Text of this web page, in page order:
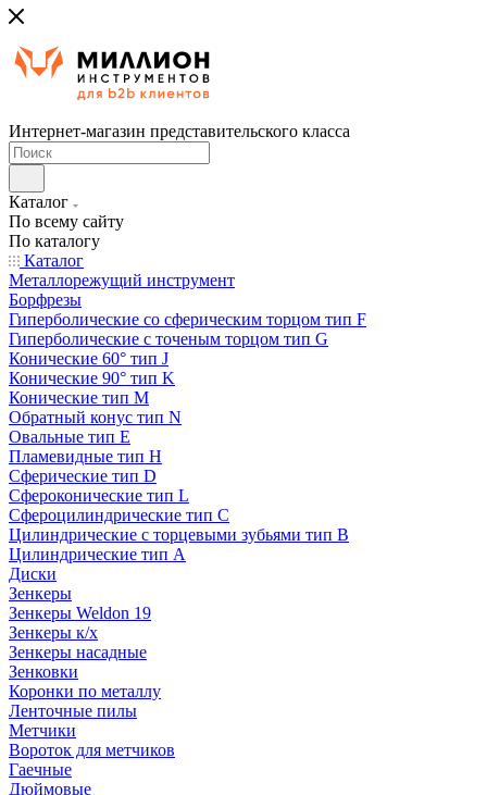
Интернет-магазин представительского класса
Каталог
По всему сайту
По каталогу
Каталог
Металлорежущий инструмент
Борфрезы
Гиперболические cо сферическим торцом тип F
Гиперболические с точеным торцом тип G
Конические 60° тип J
Конические 90° тип K
Конические тип M
Обратный конус тип N
Овальные тип E
Пламевидные тип H
Сферические тип D
Сфероконические тип L
Сфероцилиндрические тип C
Цилиндрические с торцевыми зубьями тип B
Цилиндрические тип А
Диски
Зенкеры
Зенкеры Weldon 19
Зенкеры к/х
Зенкеры насадные
Зенковки
Коронки по металлу
Ленточные пилы
Метчики
Вороток для метчиков
Гаечные
Дюймовые